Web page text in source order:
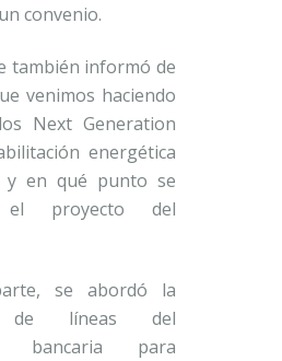
convenio.
también informó de
venimos haciendo
Next Generation
energética
y en qué punto se
el proyecto del
se abordó la
de líneas del
bancaria para